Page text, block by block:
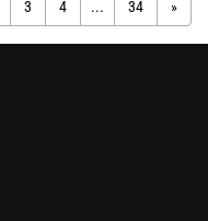
3 4 ... 34 »